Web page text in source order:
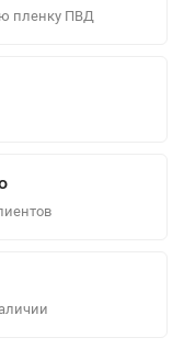
пленку ПВД